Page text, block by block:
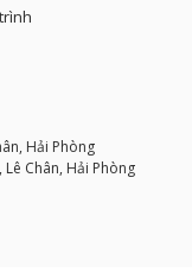
Hải Phòng
Chân, Hải Phòng